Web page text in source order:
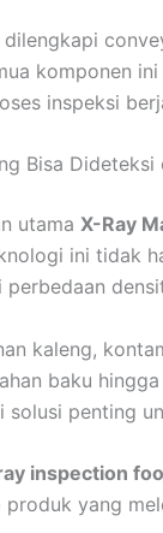
dilengkapi
komponen
inspeksi
Bisa Dideteksi
utama X-Ray
ini tidak
kaleng,
baku
solusi penting
inspection
yang